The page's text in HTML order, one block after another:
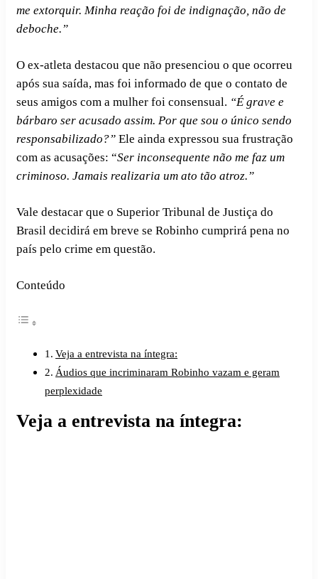
me extorquir. Minha reação foi de indignação, não de
deboche.”
O ex-atleta destacou que não presenciou o que ocorreu
após sua saída, mas foi informado de que o contato de
seus amigos com a mulher foi consensual. “É grave e
bárbaro ser acusado assim. Por que sou o único sendo
responsabilizado?” Ele ainda expressou sua frustração
com as acusações: “Ser inconsequente não me faz um
criminoso. Jamais realizaria um ato tão atroz.”
Vale destacar que o Superior Tribunal de Justiça do
Brasil decidirá em breve se Robinho cumprirá pena no
país pelo crime em questão.
Conteúdo
Veja a entrevista na íntegra:
Áudios que incriminaram Robinho vazam e geram
perplexidade
Veja a entrevista na íntegra: